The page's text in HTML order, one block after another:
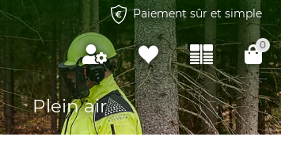
Paiement sûr et simple
0
Plein air